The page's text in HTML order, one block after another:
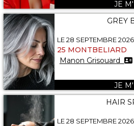
JE
GREY
LE 28 SEPTEMBRE 2026
25 MONTBELIARD
Manon Grisouard
JE
HAIR
LE 28 SEPTEMBRE 2026